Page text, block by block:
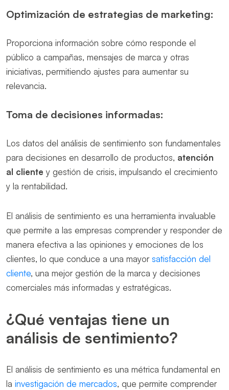
Optimización de estrategias de marketing:
Proporciona información sobre cómo responde el
público a campañas, mensajes de marca y otras
iniciativas, permitiendo ajustes para aumentar su
relevancia.
Toma de decisiones informadas:
Los datos del análisis de sentimiento son fundamentales
para decisiones en desarrollo de productos, atención
al cliente y gestión de crisis, impulsando el crecimiento
y la rentabilidad.
El análisis de sentimiento es una herramienta invaluable
que permite a las empresas comprender y responder de
manera efectiva a las opiniones y emociones de los
clientes, lo que conduce a una mayorsatisfacción del
cliente, una mejor gestión de la marca y decisiones
comerciales más informadas y estratégicas.
¿Qué ventajas tiene un
análisis de sentimiento?
El análisis de sentimiento es una métrica fundamental en
la investigación de mercados, que permite comprender